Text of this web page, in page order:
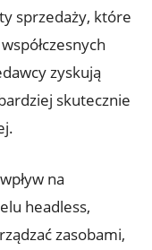
sprzedaży, które
zyskują
skutecznie
na
headless,⁢
zasobami,